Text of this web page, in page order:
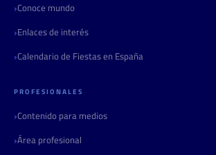
Conoce mundo
Enlaces de interés
Calendario de Fiestas en España
PROFESIONALES
Contenido para medios
Área profesional